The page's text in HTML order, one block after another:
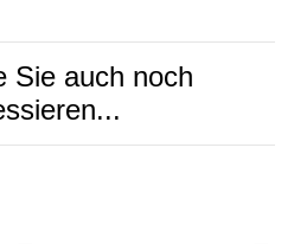
Sie auch noch